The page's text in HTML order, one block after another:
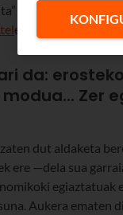
lan-gosarian
ekin elkarlanean.
da:
Zer
dut aldaketa
ere —dela sua
Aukera ematen